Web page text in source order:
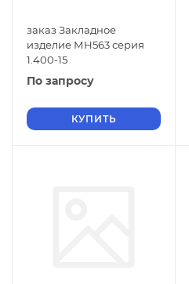
заказ Закладное
изделие МН563 серия
1.400-15
По запросу
КУПИТЬ